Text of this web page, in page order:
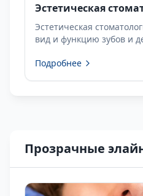
Эстетическая
Эстетическая
вид и функцию зубов и
керамические вкладки
Подробнее
Прозрачные